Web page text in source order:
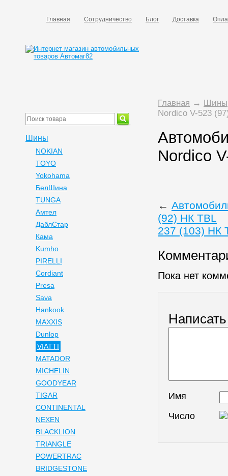
Главная Сотрудничество Блог Доставка
Главная → Шины
Nordico V-523
Nordico
←
(92) НК TBL
237 (103) НК
Пока нет
Имя
Число
Шины
NOKIAN
TOYO
Yokohama
БелШина
TUNGA
Амтел
ДаблСтар
Кама
Kumho
PIRELLI
Cordiant
Presa
Sava
Hankook
MAXXIS
Dunlop
VIATTI
MATADOR
MICHELIN
GOODYEAR
TIGAR
CONTINENTAL
NEXEN
BLACKLION
TRIANGLE
POWERTRAC
BRIDGESTONE